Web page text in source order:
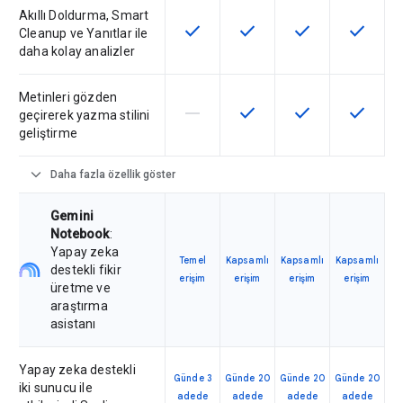
Akıllı Doldurma, Smart
Cleanup ve Yanıtlar ile
daha kolay analizler
Bu özellik SKU'da kullanılabilir
check Bu özellik SKU'da
check Bu özellik
check Bu
check
Metinleri gözden
geçirerek yazma stilini
geliştirme
Bu özellik söz konusu SKU
horizontal_rule Bu özellik SKU'da
check Bu özellik
check Bu
check
expand_more Daha fazla özellik göster
Gemini
Notebook:
Yapay zeka
destekli fikir
üretme ve
araştırma
asistanı
Temel
erişim
Kapsamlı
erişim
Kapsamlı
erişim
Kapsamlı
erişim
Yapay zeka destekli
iki sunucu ile
Günde 3
adede
Günde 20
adede
Günde 20
adede
Günde 20
adede